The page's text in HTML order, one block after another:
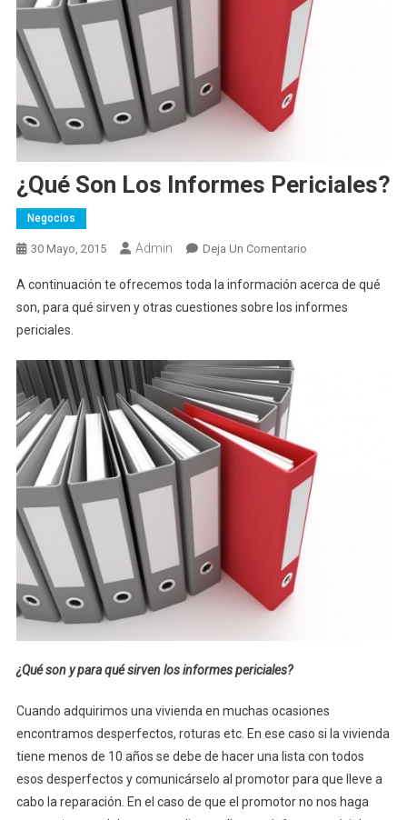
¿Qué Son Los Informes Periciales?
Negocios
30 Mayo, 2015 Admin Deja Un ComentarioEn
Son
Los
A continuación te ofrecemos toda la información acerca de qué
son, para qué sirven y otras cuestiones sobre los informes
periciales.
¿Qué son y para qué sirven los informes periciales?
Cuando adquirimos una vivienda en muchas ocasiones
encontramos desperfectos, roturas etc. En ese caso si la vivienda
tiene menos de 10 años se debe de hacer una lista con todos
esos desperfectos y comunicárselo al promotor para que lleve a
cabo la reparación. En el caso de que el promotor no nos haga